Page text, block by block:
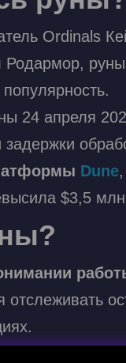
Ordinals
Родармор,
24 апреля
Dune
$3,5
—